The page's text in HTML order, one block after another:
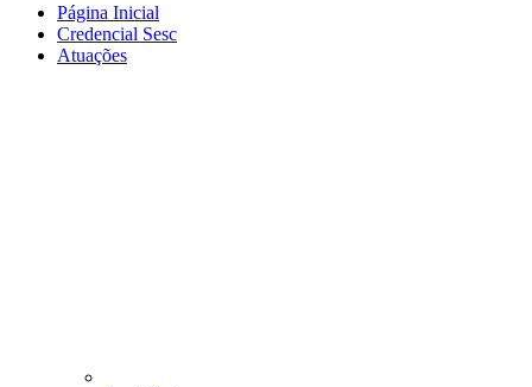
Página Inicial
Credencial Sesc
Atuações